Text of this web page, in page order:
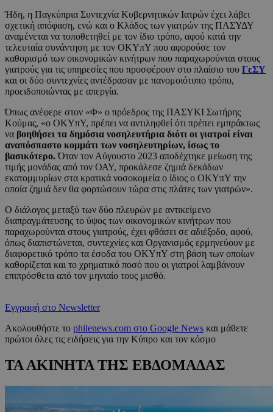
Ήδη, η Παγκύπρια Συντεχνία Κυβερνητικών Ιατρών έχει λάβει
σχετική απόφαση, ενώ και ο Κλάδος των γιατρών της ΠΑΣΥΔΥ
αναμένεται να τοποθετηθεί με τον ίδιο τρόπο, αφού κατά την
τελευταία συνάντηση με τον ΟΚΥπΥ που αφορούσε τον
καθορισμό των οικονομικών κινήτρων που παραχωρούνται στους
γιατρούς για τις υπηρεσίες που προσφέρουν στο πλαίσιο του ΓεΣΥ
και οι δύο συντεχνίες αντέδρασαν με πανομοιότυπο τρόπο,
προειδοποιώντας με απεργία.
Όπως ανέφερε στον «Φ» ο πρόεδρος της ΠΑΣΥΚΙ Σωτήρης
Κούμας, «ο ΟΚΥπΥ, πρέπει να αντιληφθεί ότι πρέπει εμπράκτως
να βοηθήσει τα δημόσια νοσηλευτήρια διότι οι γιατροί είναι
αναπόσπαστο κομμάτι των νοσηλευτηρίων, ίσως το
βασικότερο.Όταν τον Αύγουστο 2023 αποδέχτηκε μείωση της
τιμής μονάδας από τον ΟΑΥ, προκάλεσε ζημιά δεκάδων
εκατομμυρίων στα κρατικά νοσοκομεία ο ίδιος ο ΟΚΥπΥ την
οποία ζημιά δεν θα φορτώσουν τώρα στις πλάτες των γιατρών».
Ο διάλογος μεταξύ των δύο πλευρών με αντικείμενο
διαπραγμάτευσης το ύψος των οικονομικών κινήτρων που
παραχωρούνται στους γιατρούς, έχει φθάσει σε αδιέξοδο, αφού,
όπως διαπιστώνεται, συντεχνίες και Οργανισμός ερμηνεύουν με
διαφορετικό τρόπο τα έσοδα του ΟΚΥπΥ στη βάση των οποίων
καθορίζεται και το χρηματικό ποσό που οι γιατροί λαμβάνουν
επιπρόσθετα από τον μηνιαίο τους μισθό.
Εγγραφή στο Newsletter
Ακολουθήστε το philenews.com στο Google News και μάθετε
πρώτοι όλες τις ειδήσεις για την Κύπρο και τον κόσμο
ΤΑ ΑΚΙΝΗΤΑ ΤΗΣ ΕΒΔΟΜΑΔΑΣ